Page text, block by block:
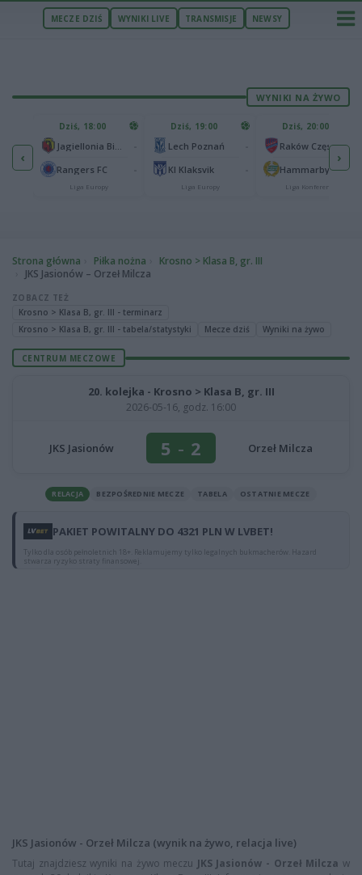
MECZE DZIŚ WYNIKI LIVE TRANSMISJE NEWSY
WYNIKI NA ŻYWO
‹
1
0
Dziś, 18:00
Rangers FC
Liga Europy
Dziś, 19:00
Lech Poznań
KI Klaksvik
Liga Europy
Dziś, 20:00
Raków Częstochowa
Hammarby IF
Liga Konferencji
›
Strona główna Piłka nożna
Krosno > Klasa B, gr. III
JKS Jasionów – Orzeł Milcza
ZOBACZ TEŻ
Krosno > Klasa B, gr. III - terminarz
Krosno > Klasa B, gr. III - tabela/statystyki
Mecze dziś Wyniki na żywo
CENTRUM MECZOWE
20. kolejka - Krosno > Klasa B, gr. III
2026-05-16, godz. 16:00
JKS Jasionów 5 - 2 Orzeł Milcza
RELACJA BEZPOŚREDNIE MECZE TABELA OSTATNIE MECZE
PAKIET POWITALNY DO 4321 PLN W LVBET!
Tylko dla osób pełnoletnich 18+. Reklamujemy tylko legalnych bukmacherów. Hazard
stwarza ryzyko straty finansowej.
JKS Jasionów - Orzeł Milcza (wynik na żywo, relacja live)
Tutaj znajdziesz wyniki na żywo meczu JKS Jasionów - Orzeł Milcza w